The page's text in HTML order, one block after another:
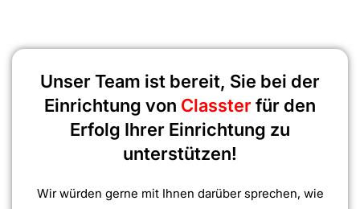
Unser Team ist bereit, Sie bei der
Einrichtung von Classterfür den
Erfolg Ihrer Einrichtung zu
unterstützen!
Wir würden gerne mit Ihnen darüber sprechen, wie